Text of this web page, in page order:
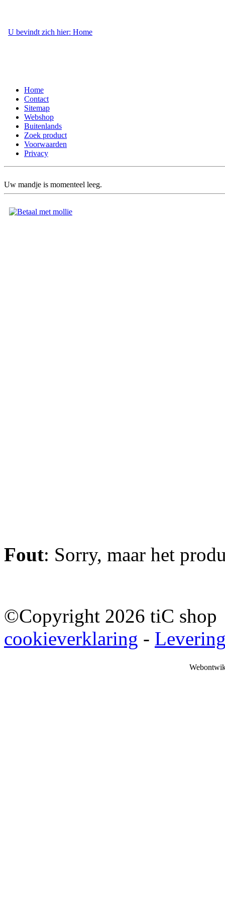
U bevindt zich hier: Home
Home
Contact
Sitemap
Webshop
Buitenlands
Zoek product
Voorwaarden
Privacy
Uw mandje is momenteel leeg.
Fout: Sorry, maar het
©Copyright 2026 tiC
cookieverklaring -